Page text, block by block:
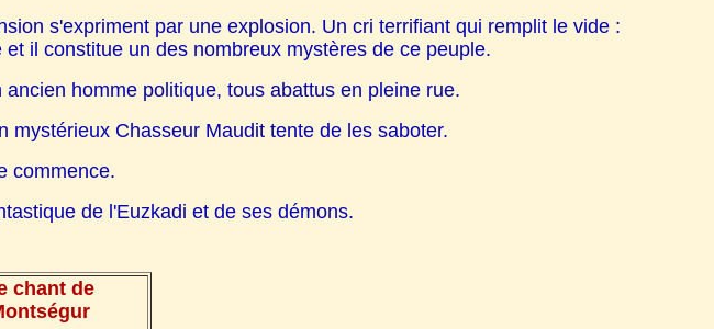
s'expriment par une explosion. Un cri terrifiant qui remplit le vide :
il constitue un des nombreux mystères de ce peuple.
homme politique, tous abattus en pleine rue.
Chasseur Maudit tente de les saboter.
commence.
de l'Euzkadi et de ses démons.
chant de